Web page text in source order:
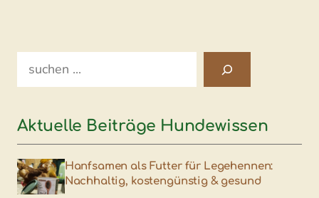
Search
Aktuelle Beiträge Hundewissen
Hanfsamen als Futter für Legehennen:
Nachhaltig, kostengünstig & gesund